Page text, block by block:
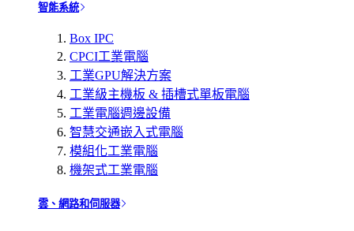
智能系統
Box IPC
CPCI工業電腦
工業GPU解決方案
工業級主機板 & 插槽式單板電腦
工業電腦週邊設備
智慧交通嵌入式電腦
模組化工業電腦
機架式工業電腦
雲、網路和伺服器